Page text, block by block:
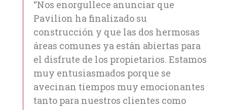
“Nos enorgullece anunciar que
Pavilion ha finalizado su
construcción y que las dos hermosas
áreas comunes ya están abiertas para
el disfrute de los propietarios. Estamos
muy entusiasmados porque se
avecinan tiempos muy emocionantes
tanto para nuestros clientes como